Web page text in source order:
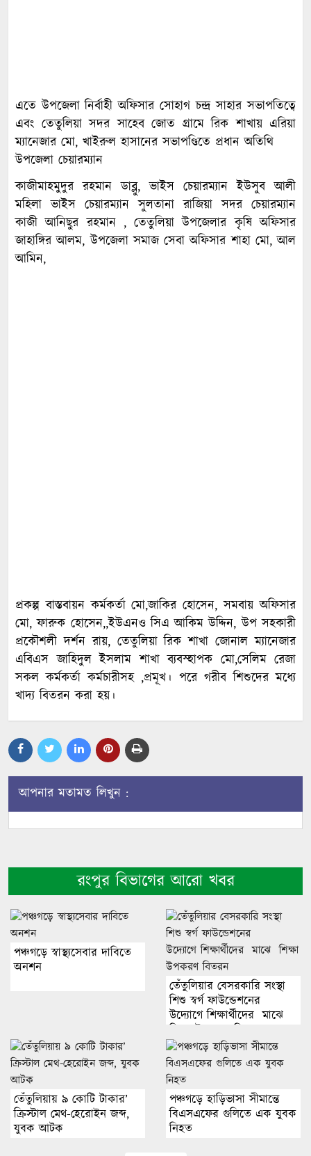
এতে উপজেলা নির্বাহী অফিসার সোহাগ চন্দ্র সাহার সভাপতিত্বে
এবং তেতুলিয়া সদর সাহেব জোত গ্রামে রিক শাখায় এরিয়া
ম্যানেজার মো, খাইরুল হাসানের সভাপণ্ডিতে প্রধান অতিথি
উপজেলা চেয়ারম্যান
কাজীমাহমুদুর রহমান ডাব্লু, ভাইস চেয়ারম্যান ইউসুব আলী
মহিলা ভাইস চেয়ারম্যান সুলতানা রাজিয়া সদর চেয়ারম্যান
কাজী আনিছুর রহমান , তেতুলিয়া উপজেলার কৃষি অফিসার
জাহাঙ্গির আলম, উপজেলা সমাজ সেবা অফিসার শাহা মো, আল
আমিন,
প্রকল্প বাস্তবায়ন কর্মকর্তা মো,জাকির হোসেন, সমবায় অফিসার
মো, ফারুক হোসেন,,ইউএনও সিএ আকিম উদ্দিন, উপ সহকারী
প্রকৌশলী দর্শন রায়, তেতুলিয়া রিক শাখা জোনাল ম্যানেজার
এবিএস জাহিদুল ইসলাম শাখা ব্যবস্হাপক মো,সেলিম রেজা
সকল কর্মকর্তা কর্মচারীসহ ,প্রমূখ। পরে গরীব শিশুদের মধ্যে
খাদ্য বিতরন করা হয়।
আপনার মতামত লিখুন :
রংপুর বিভাগের আরো খবর
পঞ্চগড়ে স্বাস্থ্যসেবার দাবিতে
অনশন
তেঁতুলিয়ার বেসরকারি সংস্থা
শিশু স্বর্গ ফাউন্ডেশনের
উদ্যোগে শিক্ষার্থীদের মাঝে
শিক্ষা উপকরণ বিতরন
তেঁতুলিয়ায় ৯ কোটি টাকার’
ক্রিস্টাল মেথ-হেরোইন জব্দ,
যুবক আটক
পঞ্চগড়ে হাড়িভাসা সীমান্তে
বিএসএফের গুলিতে এক যুবক
নিহত